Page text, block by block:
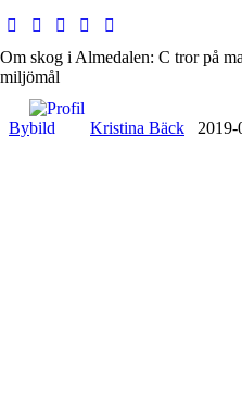
Om skog i Almedalen: C tror på
miljömål
By Kristina Bäck 2019-